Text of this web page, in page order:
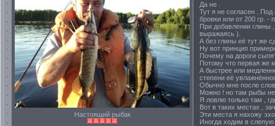
Настоящий рыбак
Да не .
Тут я не согласен .
бровки или от 200 гр. -
При добавлении глины
выражаясь ).
А без глины её тут же
Ну вот принцип
Почему на дороги
Потому что первая же
А быстрее или
степени её
Обычно мне после слов
Можно ! но там рыбы
Я ловлю только там ,
Вот в таких местах ,
Эти места я нахожу
Иногда ходим в